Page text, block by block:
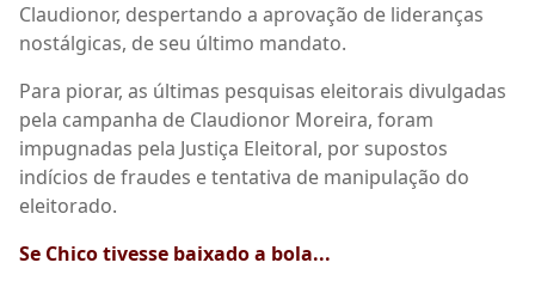
Claudionor, despertando a aprovação de lideranças
nostálgicas, de seu último mandato.
Para piorar, as últimas pesquisas eleitorais divulgadas
pela campanha de Claudionor Moreira, foram
impugnadas pela Justiça Eleitoral, por supostos
indícios de fraudes e tentativa de manipulação do
eleitorado.
Se Chico tivesse baixado a bola...